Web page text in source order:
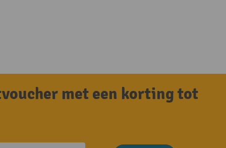
met een korting tot